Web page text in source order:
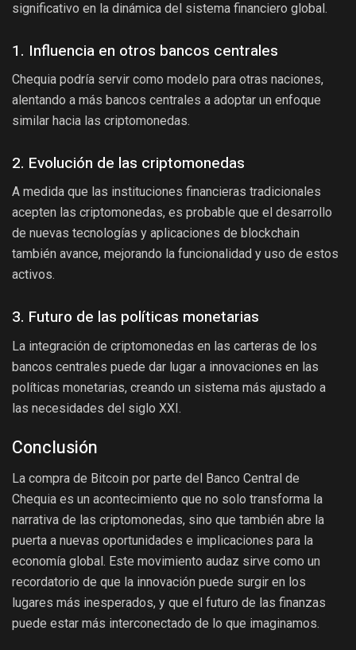
significativo en la dinámica del sistema financiero global.
1. Influencia en otros bancos centrales
Chequia podría servir como modelo para otras naciones,
alentando a más bancos centrales a adoptar un enfoque
similar hacia las criptomonedas.
2. Evolución de las criptomonedas
A medida que las instituciones financieras tradicionales
acepten las criptomonedas, es probable que el desarrollo
de nuevas tecnologías y aplicaciones de blockchain
también avance, mejorando la funcionalidad y uso de estos
activos.
3. Futuro de las políticas monetarias
La integración de criptomonedas en las carteras de los
bancos centrales puede dar lugar a innovaciones en las
políticas monetarias, creando un sistema más ajustado a
las necesidades del siglo XXI.
Conclusión
La compra de Bitcoin por parte del Banco Central de
Chequia es un acontecimiento que no solo transforma la
narrativa de las criptomonedas, sino que también abre la
puerta a nuevas oportunidades e implicaciones para la
economía global. Este movimiento audaz sirve como un
recordatorio de que la innovación puede surgir en los
lugares más inesperados, y que el futuro de las finanzas
puede estar más interconectado de lo que imaginamos.